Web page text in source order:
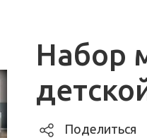
Набор
Поделиться